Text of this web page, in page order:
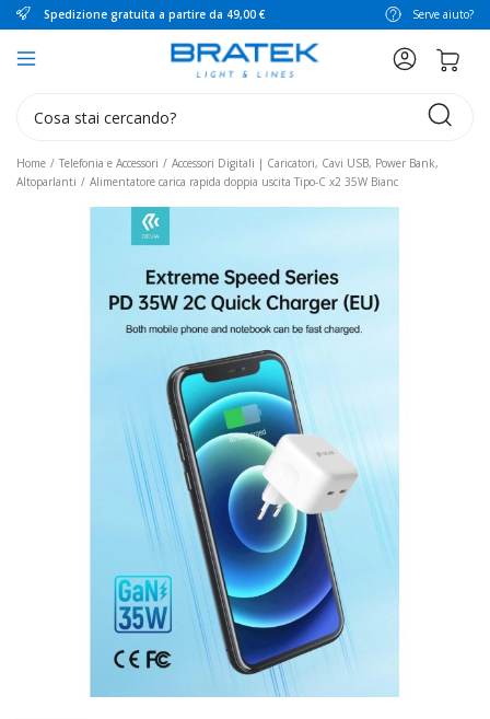
Spedizione gratuita a partire da 49,00 € Serve aiuto?
search
Home Telefonia e Accessori
Accessori Digitali | Caricatori, Cavi USB, Power Bank,
Altoparlanti
Alimentatore carica rapida doppia uscita Tipo-C x2 35W Bianc